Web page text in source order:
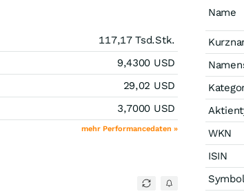
117,17 Tsd.Stk.
9,4300 USD
29,02 USD
3,7000 USD
mehr Performancedaten »
Name
WKN
ISIN
Symbol